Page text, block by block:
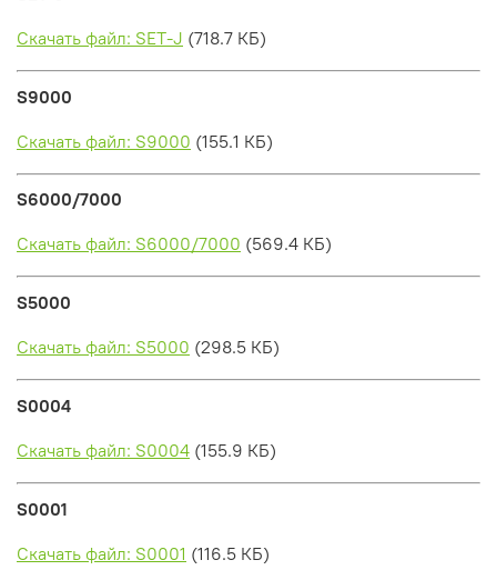
Скачать файл: SET-J (718.7 КБ)
S9000
Скачать файл: S9000 (155.1 КБ)
S6000/7000
Скачать файл: S6000/7000 (569.4 КБ)
S5000
Скачать файл: S5000 (298.5 КБ)
S0004
Скачать файл: S0004 (155.9 КБ)
S0001
Скачать файл: S0001 (116.5 КБ)